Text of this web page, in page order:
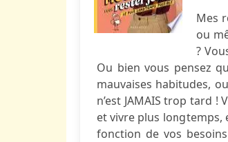
Mes
ou
?
Ou bien vous pensez
mauvaises habitudes,
n’est JAMAIS trop tard
et vivre plus longtemps,
fonction de vos